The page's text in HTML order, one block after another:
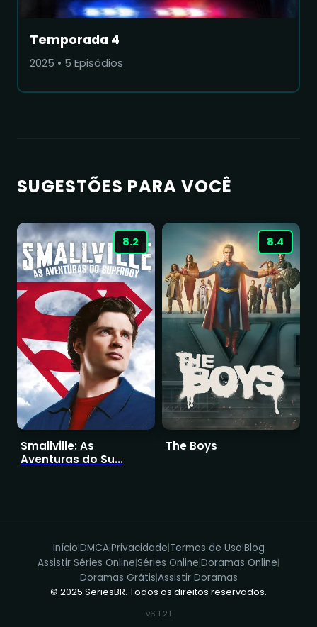
Temporada 4
2025 • 5 Episódios
SUGESTÕES PARA VOCÊ
8.2
Smallville: As
Aventuras do Su...
8.4
The Boys
Início|DMCA|Privacidade|Termos de Uso|Blog
Assistir Séries Online|Séries Online|Doramas Online|
Doramas Grátis|Assistir Doramas
© 2025 SeriesBR. Todos os direitos reservados.
v6.1.21